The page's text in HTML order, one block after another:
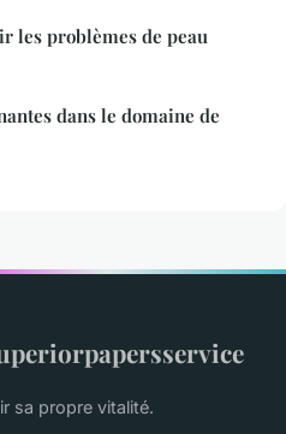
les problèmes de peau
dans le domaine de
sa propre vitalité.